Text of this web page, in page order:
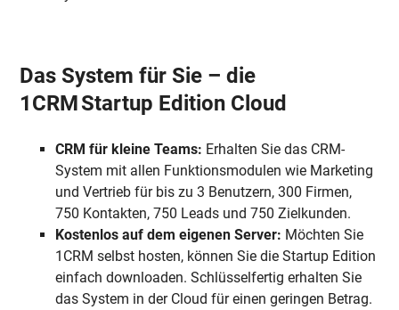
Das System für Sie – die
1CRM Startup Edition Cloud
CRM für kleine Teams: Erhalten Sie das CRM-
System mit allen Funktionsmodulen wie Marketing
und Vertrieb für bis zu 3 Benutzern, 300 Firmen,
750 Kontakten, 750 Leads und 750 Zielkunden.
Kostenlos auf dem eigenen Server: Möchten Sie
1CRM selbst hosten, können Sie die Startup Edition
einfach downloaden. Schlüsselfertig erhalten Sie
das System in der Cloud für einen geringen Betrag.